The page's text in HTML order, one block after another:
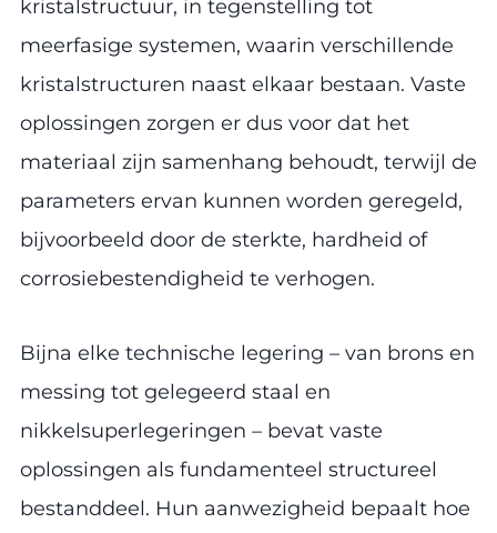
kristalstructuur, in tegenstelling tot
meerfasige systemen, waarin verschillende
kristalstructuren naast elkaar bestaan. Vaste
oplossingen zorgen er dus voor dat het
materiaal zijn samenhang behoudt, terwijl de
parameters ervan kunnen worden geregeld,
bijvoorbeeld door de sterkte, hardheid of
corrosiebestendigheid te verhogen.
Bijna elke technische legering – van brons en
messing tot gelegeerd staal en
nikkelsuperlegeringen – bevat vaste
oplossingen als fundamenteel structureel
bestanddeel. Hun aanwezigheid bepaalt hoe